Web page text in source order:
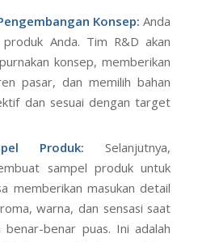
Konsep: Anda
Anda. Tim R&D akan
konsep, memberikan
pasar, dan memilih bahan
dan sesuai dengan target
Produk: Selanjutnya,
sampel produk untuk
memberikan masukan detail
warna, dan sensasi saat
benar-benar puas. Ini adalah